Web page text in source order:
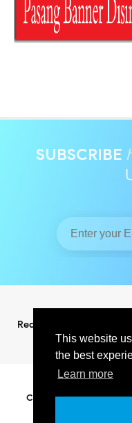
This website
the best
Learn more
SUBSCRIBE
Redaksi
Copyright ©2026KABAR